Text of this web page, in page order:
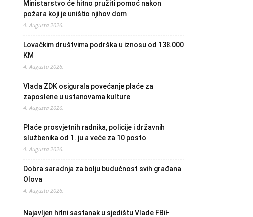
Ministarstvo će hitno pružiti pomoć nakon
požara koji je uništio njihov dom
4. Augusta 2026.
Lovačkim društvima podrška u iznosu od 138.000
KM
4. Augusta 2026.
Vlada ZDK osigurala povećanje plaće za
zaposlene u ustanovama kulture
4. Augusta 2026.
Plaće prosvjetnih radnika, policije i državnih
službenika od 1. jula veće za 10 posto
4. Augusta 2026.
Dobra saradnja za bolju budućnost svih građana
Olova
4. Augusta 2026.
Najavljen hitni sastanak u sjedištu Vlade FBiH